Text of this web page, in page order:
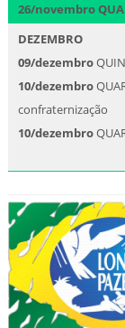
26/novembro
DEZEMBRO
09/dezembro
10/dezembro
confraternização
10/dezembro